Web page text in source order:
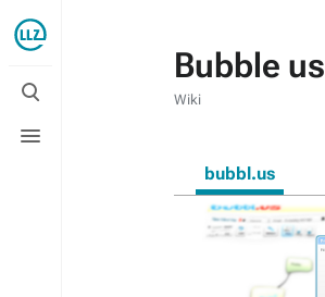
Suche
umschalten
umschalten
Bubble us
Wiki
bubbl.us